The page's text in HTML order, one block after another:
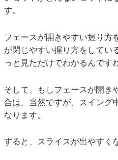
す。
フェースが開きやすい握り方
が閉じやすい握り方をしてい
っと見ただけでわかるんです
そして、もしフェースが開き
合は、当然ですが、スイング
なります。
すると、スライスが出やすく